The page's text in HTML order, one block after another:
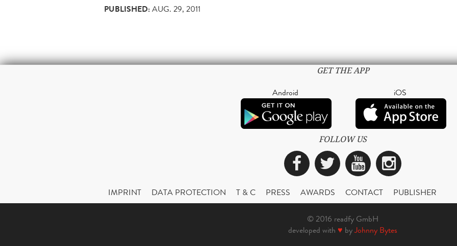
PUBLISHED:AUG. 29, 2011
GET THE APP
Android iOS
FOLLOW US
Facebook
TwitterYouTube
IMPRINT DATA PROTECTION T & C PRESS AWARDS CONTACT PUBLISHER
© 2016 readfy GmbH
developed with ♥ byJohnny Bytes